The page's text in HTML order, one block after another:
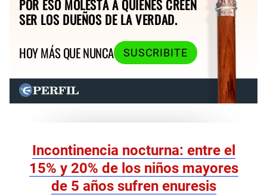
POR ESO MOLESTA A QUIENES CREEN
SER LOS DUEÑOS DE LA VERDAD.
HOY MÁS QUE NUNCA
SUSCRIBITE
Incontinencia nocturna: entre el
15% y 20% de los niños mayores
de 5 años sufren enuresis